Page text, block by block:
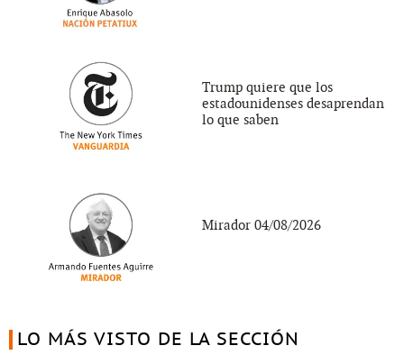
Trump quiere que los
estadounidenses desaprendan
lo que saben
Mirador 04/08/2026
LO MÁS VISTO DE LA SECCIÓN